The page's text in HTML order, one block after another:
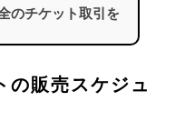
のチケット取引を
の販売スケジュ